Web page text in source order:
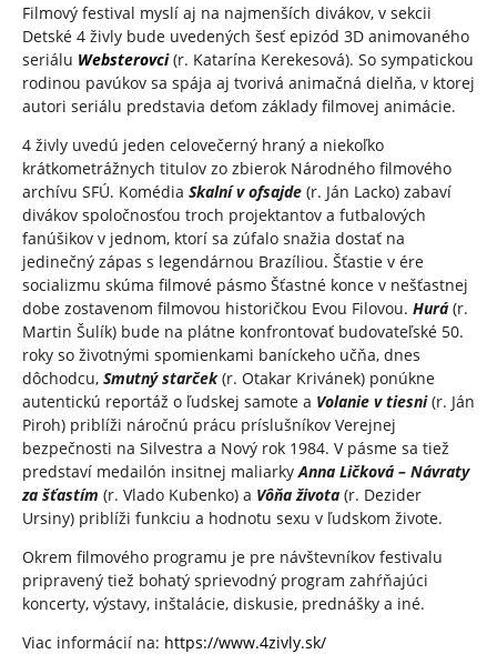
Filmový festival myslí aj na najmenších divákov, v sekcii
Detské 4 živly bude uvedených šesť epizód 3D animovaného
seriálu Websterovci (r. Katarína Kerekesová). So sympatickou
rodinou pavúkov sa spája aj tvorivá animačná dielňa, v ktorej
autori seriálu predstavia deťom základy filmovej animácie.
4 živly uvedú jeden celovečerný hraný a niekoľko
krátkometrážnych titulov zo zbierok Národného filmového
archívu SFÚ. Komédia Skalní v ofsajde (r. Ján Lacko) zabaví
divákov spoločnosťou troch projektantov a futbalových
fanúšikov v jednom, ktorí sa zúfalo snažia dostať na
jedinečný zápas s legendárnou Brazíliou. Šťastie v ére
socializmu skúma filmové pásmo Šťastné konce v nešťastnej
dobe zostavenom filmovou historičkou Evou Filovou. Hurá (r.
Martin Šulík) bude na plátne konfrontovať budovateľské 50.
roky so životnými spomienkami baníckeho učňa, dnes
dôchodcu, Smutný starček(r. Otakar Krivánek) ponúkne
autentickú reportáž o ľudskej samote a Volanie v tiesni(r. Ján
Piroh) priblíži náročnú prácu príslušníkov Verejnej
bezpečnosti na Silvestra a Nový rok 1984. V pásme sa tiež
predstaví medailón insitnej maliarky Anna Ličková – Návraty
za šťastím (r. Vlado Kubenko) a Vôňa života (r. Dezider
Ursiny) priblíži funkciu a hodnotu sexu v ľudskom živote.
Okrem filmového programu je pre návštevníkov festivalu
pripravený tiež bohatý sprievodný program zahŕňajúci
koncerty, výstavy, inštalácie, diskusie, prednášky a iné.
Viac informácií na: https://www.4zivly.sk/